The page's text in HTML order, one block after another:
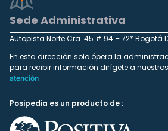
Sede Administrativa
Autopista Norte Cra. 45 # 94 – 72* Bogotá
En esta dirección solo ópera la
para recibir información dirígete a nuestros
atención
Posipedia es un producto de :